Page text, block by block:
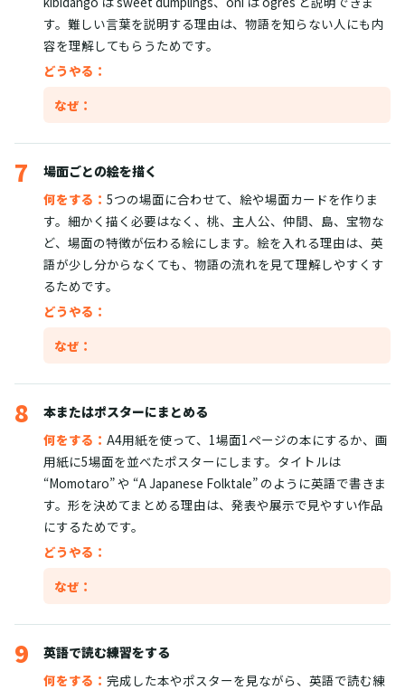
す。難しい言葉を説明する理由は、物語を知らない人にも内
容を理解してもらうためです。
どうやる：
なぜ：
7
場面ごとの絵を描く
何をする： 5つの場面に合わせて、絵や場面カードを作りま
す。細かく描く必要はなく、桃、主人公、仲間、島、宝物な
ど、場面の特徴が伝わる絵にします。絵を入れる理由は、英
語が少し分からなくても、物語の流れを見て理解しやすくす
るためです。
どうやる：
なぜ：
8
本またはポスターにまとめる
何をする： A4用紙を使って、1場面1ページの本にするか、画
用紙に5場面を並べたポスターにします。タイトルは
“Momotaro” や “A Japanese Folktale” のように英語で書きま
す。形を決めてまとめる理由は、発表や展示で見やすい作品
にするためです。
どうやる：
なぜ：
9
英語で読む練習をする
何をする： 完成した本やポスターを見ながら、英語で読む練